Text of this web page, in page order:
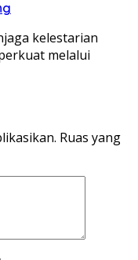
kelestarian
melalui
Ruas yang